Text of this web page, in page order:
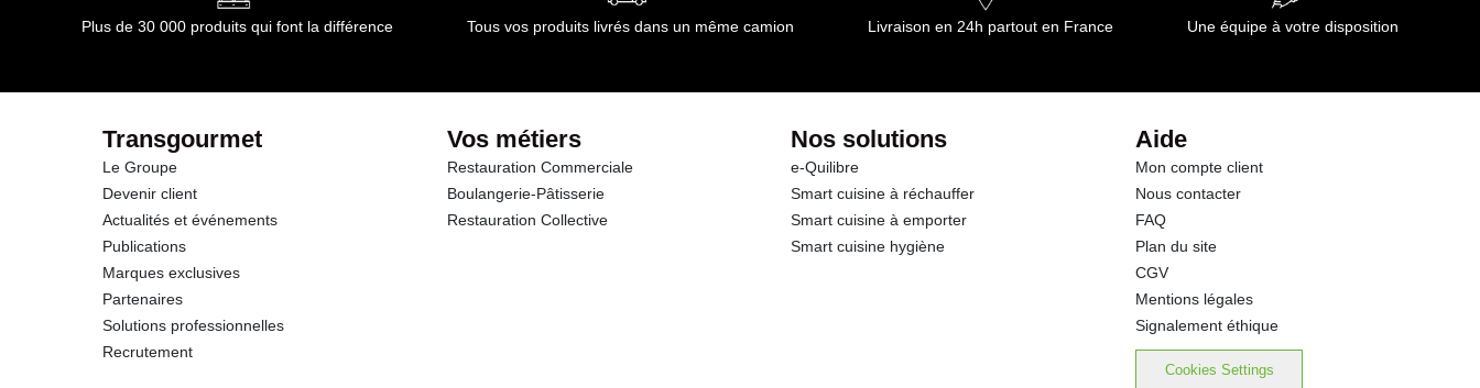
dont Acides gras saturés 0.05 g
dont Sucres
Fibres
Protéines
Plus de 30 000 produits qui font la différence Tous vos produits livrés dans un même camion Livraison en 24h partout en France Une équipe à votre disposition
Transgourmet
Le Groupe
Devenir client
Actualités et événements
Publications
Marques exclusives
Partenaires
Solutions professionnelles
Recrutement
Vos métiers
Restauration Commerciale
Boulangerie-Pâtisserie
Restauration Collective
Nos solutions
e-Quilibre
Smart cuisine à réchauffer
Smart cuisine à emporter
Smart cuisine hygiène
Aide
Mon compte client
Nous contacter
FAQ
Plan du site
CGV
Mentions légales
Signalement éthique
Cookies Settings